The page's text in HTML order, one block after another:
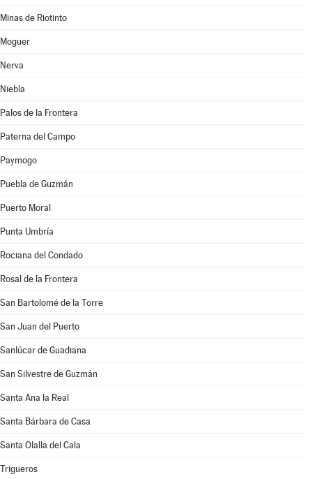
Minas de Riotinto
Moguer
Nerva
Niebla
Palos de la Frontera
Paterna del Campo
Paymogo
Puebla de Guzmán
Puerto Moral
Punta Umbría
Rociana del Condado
Rosal de la Frontera
San Bartolomé de la Torre
San Juan del Puerto
Sanlúcar de Guadiana
San Silvestre de Guzmán
Santa Ana la Real
Santa Bárbara de Casa
Santa Olalla del Cala
Trigueros